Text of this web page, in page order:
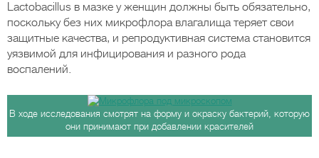
Lactobacillus в мазке у женщин должны быть обязательно,
поскольку без них микрофлора влагалища теряет свои
защитные качества, и репродуктивная система становится
уязвимой для инфицирования и разного рода
воспалений.
В ходе исследования смотрят на форму и окраску бактерий, которую
они принимают при добавлении красителей